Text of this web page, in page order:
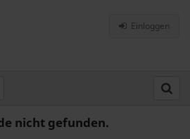
Einloggen
nicht gefunden.